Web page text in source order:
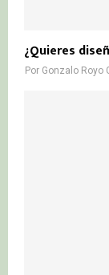
¿Quieres
Por Gonzalo Royo